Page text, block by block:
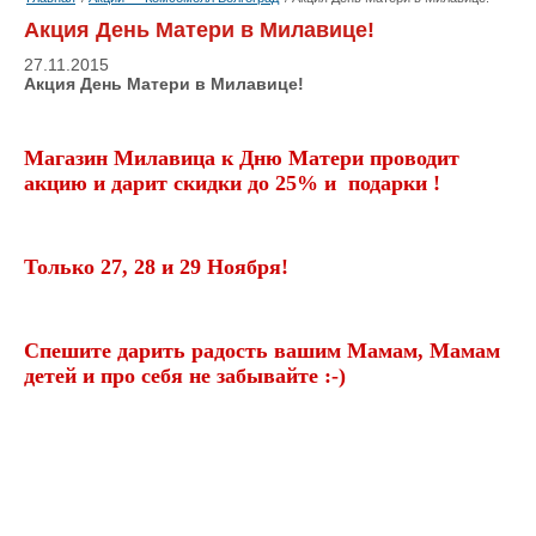
Акция День Матери в Милавице!
27.11.2015
Акция День Матери в Милавице!
Магазин Милавица к Дню Матери проводит
акцию и дарит скидки до 25% и подарки !
Только 27, 28 и 29 Ноября!
Спешите дарить радость вашим Мамам, Мамам
детей и про себя не забывайте :-)